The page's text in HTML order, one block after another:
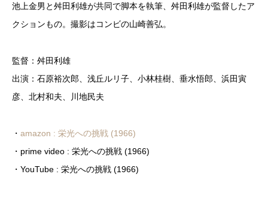
池上金男と舛田利雄が共同で脚本を執筆、舛田利雄が監督したア
クションもの。撮影はコンビの山崎善弘。
監督：舛田利雄
出演：石原裕次郎、浅丘ルリ子、小林桂樹、垂水悟郎、浜田寅
彦、北村和夫、川地民夫
・ amazon : 栄光への挑戦 (1966)
・prime video : 栄光への挑戦 (1966)
・YouTube : 栄光への挑戦 (1966)